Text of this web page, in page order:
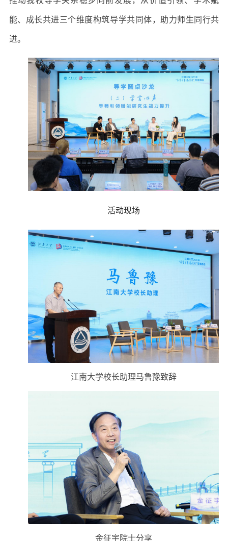
能、成长共进三个维度构筑导学共同体，助力师生同行共
进。
活动现场
江南大学校长助理马鲁豫致辞
金征宇院士分享